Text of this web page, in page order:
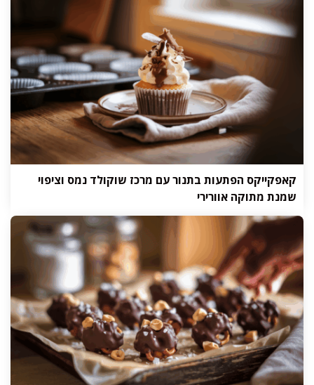
קאפקייקס הפתעות בתנור עם מרכז שוקולד נמס וציפוי
שמנת מתוקה אוורירי